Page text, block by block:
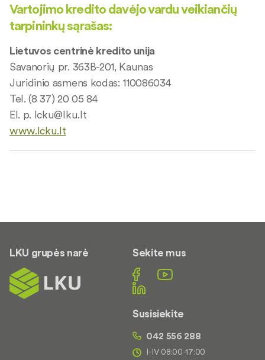
Vartojimo kredito davėjo vardu veikiančių
tarpininkų sąrašas:
Lietuvos centrinė kredito unija
Savanorių pr. 363B-201, Kaunas
Juridinio asmens kodas: 110086034
Tel. (8 37) 20 05 84
El. p. lcku@lku.lt
www.lcku.lt
LKU grupės narė Sekite mus
Susisiekite
042 556 288
I-IV 08:00-17:00